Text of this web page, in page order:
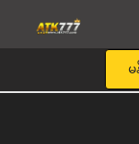
content
မ